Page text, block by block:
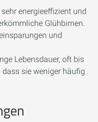
energieeffizient und
Glühbirnen.
und
Lebensdauer, oft bis
sie weniger häufig